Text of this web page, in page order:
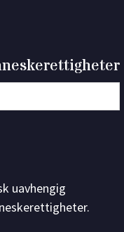
uavhengig